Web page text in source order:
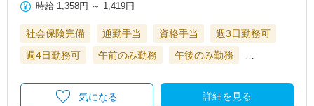
時給 1,358円 ～ 1,419円
社会保険完備 通勤手当 資格手当
週3日勤務可
週4日勤務可
午前のみ勤務 午後のみ勤務 …
詳細を見る
気になる